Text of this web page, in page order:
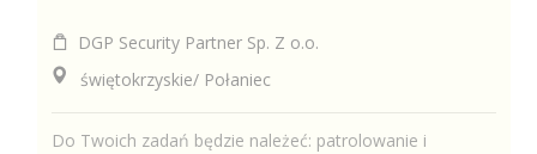
DGP Security Partner Sp. Z o.o.
świętokrzyskie/ Połaniec
Do Twoich zadań będzie należeć: patrolowanie i